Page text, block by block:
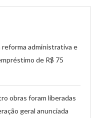
administrativa e
de R$ 75
obras foram liberadas
geral anunciada